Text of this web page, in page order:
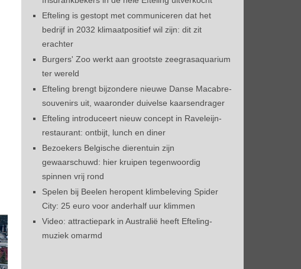
Efteling is gestopt met communiceren dat het
bedrijf in 2032 klimaatpositief wil zijn: dit zit
erachter
Burgers' Zoo werkt aan grootste zeegrasaquarium
ter wereld
Efteling brengt bijzondere nieuwe Danse Macabre-
souvenirs uit, waaronder duivelse kaarsendrager
Efteling introduceert nieuw concept in Raveleijn-
restaurant: ontbijt, lunch en diner
Bezoekers Belgische dierentuin zijn
gewaarschuwd: hier kruipen tegenwoordig
spinnen vrij rond
Spelen bij Beelen heropent klimbeleving Spider
City: 25 euro voor anderhalf uur klimmen
Video: attractiepark in Australië heeft Efteling-
muziek omarmd